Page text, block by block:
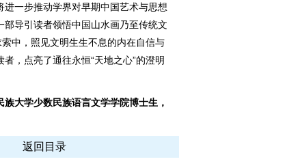
一步推动学界对早期中国艺术与思想
导引读者领悟中国山水画乃至传统文
中，照见文明生生不息的内在自信与
，点亮了通往永恒“天地之心”的澄明
大学少数民族语言文学学院博士生，
返回目录